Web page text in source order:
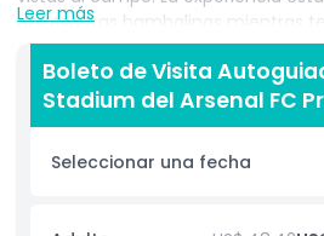
acceso tras bambalinas mientras
propio ritmo, mejorada con
varios idiomas, incluyendo Lengua
Esta visita a tu ritmo incluye la
con trofeos, recuerdos y material
del Tour, descubrirás perfiles de
Leer más
Boleto de Visita
Stadium del Arsenal FC
Seleccionar una fecha